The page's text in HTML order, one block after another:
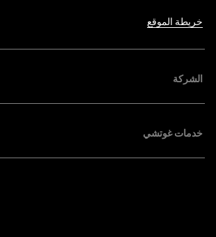
خريطة الموقع
الشركة
خدمات غوتشي